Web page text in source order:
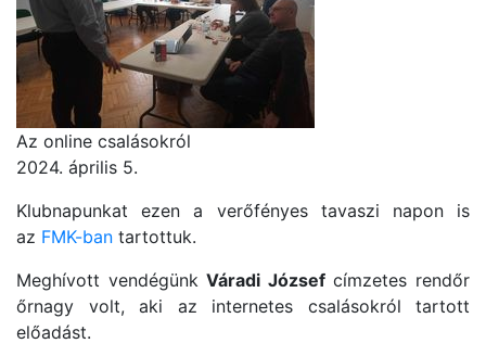
Az online csalásokról
2024. április 5.
Klubnapunkat ezen a verőfényes tavaszi napon is
az FMK-ban tartottuk.
Meghívott vendégünkVáradi Józsefcímzetes rendőr
őrnagy volt, aki az internetes csalásokról tartott
előadást.